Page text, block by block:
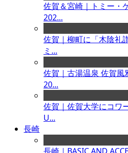
佐賀＆宮崎｜トミー・
202...
佐賀｜柳町に「木陰礼
ミ...
佐賀｜古湯温泉 佐賀
20...
佐賀｜佐賀大学にコワ
U...
長崎